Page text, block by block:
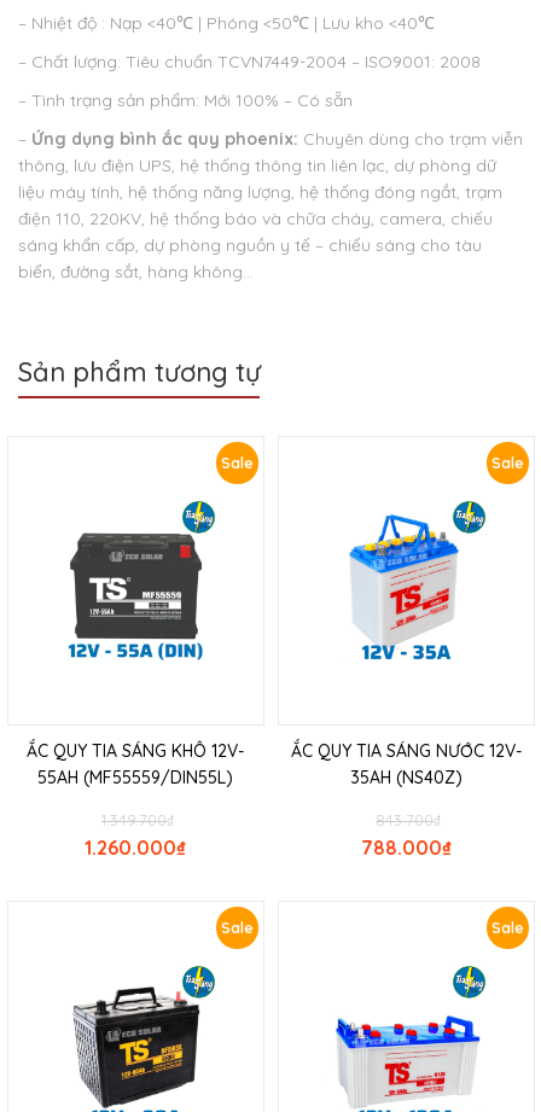
– Nhiệt độ : Nạp <40℃ | Phóng <50℃ | Lưu kho <40℃
– Chất lượng: Tiêu chuẩn TCVN7449-2004 – ISO9001: 2008
– Tình trạng sản phẩm: Mới 100% – Có sẵn
– Ứng dụng bình ắc quy phoenix: Chuyên dùng cho trạm viễn
thông, lưu điện UPS, hệ thống thông tin liên lạc, dự phòng dữ
liệu máy tính, hệ thống năng lượng, hệ thống đóng ngắt, trạm
điện 110, 220KV, hệ thống báo và chữa cháy, camera, chiếu
sáng khẩn cấp, dự phòng nguồn y tế – chiếu sáng cho tàu
biển, đường sắt, hàng không…
Sản phẩm tương tự
Sale
ẮC QUY TIA SÁNG KHÔ 12V-
55AH (MF55559/DIN55L)
₫
1.349.700
₫
1.260.000
Sale
ẮC QUY TIA SÁNG NƯỚC 12V-
35AH (NS40Z)
₫
843.700
₫
788.000
Sale Sale